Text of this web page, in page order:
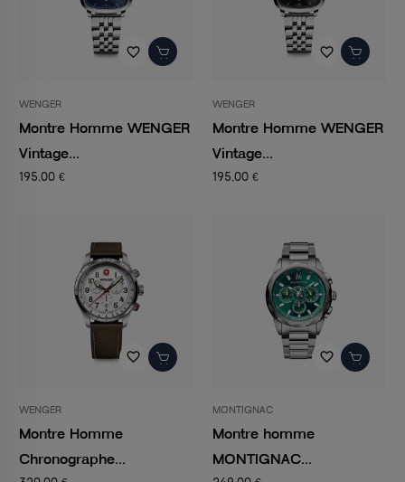
favorite_border
WENGER
Montre Homme WENGER
Vintage...
195,00 €
favorite_border
WENGER
Montre Homme WENGER
Vintage...
195,00 €
favorite_border
WENGER
Montre Homme
Chronographe...
favorite_border
MONTIGNAC
Montre homme
MONTIGNAC...